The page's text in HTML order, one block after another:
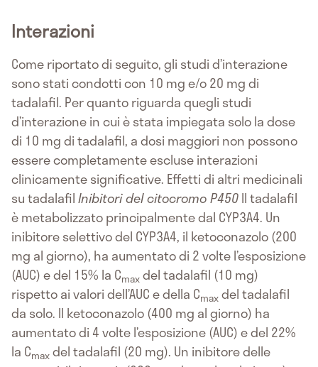
Interazioni
Come riportato di seguito, gli studi d’interazione
sono stati condotti con 10 mg e/o 20 mg di
tadalafil. Per quanto riguarda quegli studi
d’interazione in cui è stata impiegata solo la dose
di 10 mg di tadalafil, a dosi maggiori non possono
essere completamente escluse interazioni
clinicamente significative. Effetti di altri medicinali
su tadalafilInibitori del citocromo P450Il tadalafil
è metabolizzato principalmente dal CYP3A4. Un
inibitore selettivo del CYP3A4, il ketoconazolo (200
mg al giorno), ha aumentato di 2 volte l’esposizione
(AUC) e del 15% la Cmaxdel tadalafil (10 mg)
rispetto ai valori dell’AUC e della Cmaxdel tadalafil
da solo. Il ketoconazolo (400 mg al giorno) ha
aumentato di 4 volte l’esposizione (AUC) e del 22%
la Cmaxdel tadalafil (20 mg). Un inibitore delle